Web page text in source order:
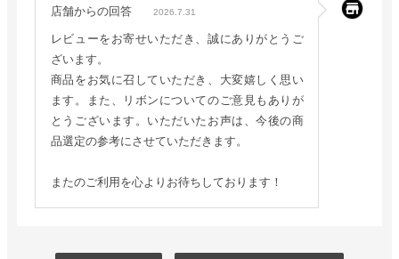
店舗からの回答 2026.7.31
レビューをお寄せいただき、誠にありがとうご
ざいます。
商品をお気に召していただき、大変嬉しく思い
ます。また、リボンについてのご意見もありが
とうございます。いただいたお声は、今後の商
品選定の参考にさせていただきます。
またのご利用を心よりお待ちしております！